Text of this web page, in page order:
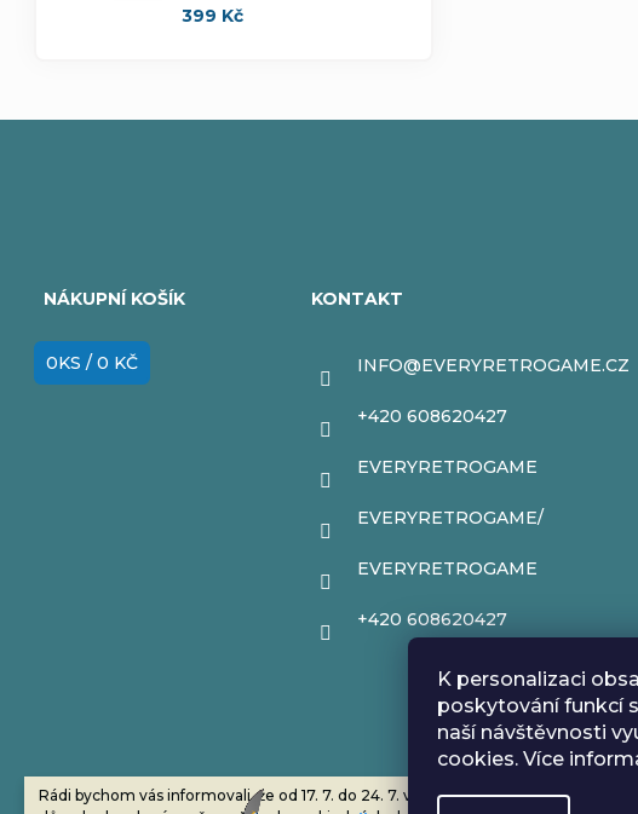
K personalizaci
poskytování funkcí
naší návštěvnosti
cookies. Více
Rádi bychom vás informovali, že od 17. 7. do 24. 7. včetně máme z
399 Kč
NÁKUPNÍ KOŠÍK
0KS / 0 KČ
KONTAKT
INFO@EVERYRETROGAME.CZ
+420 608620427
EVERYRETROGAME
EVERYRETROGAME/
EVERYRETROGAME
+420 608620427